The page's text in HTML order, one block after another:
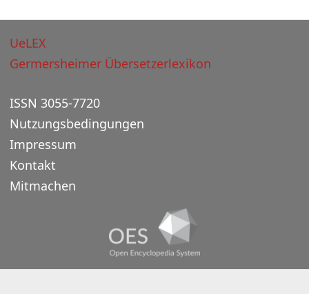
UeLEX
Germersheimer Übersetzerlexikon
ISSN 3055-7720
Nutzungsbedingungen
Impressum
Kontakt
Mitmachen